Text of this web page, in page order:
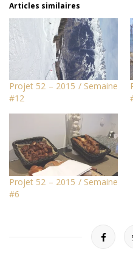
Articles similaires
Projet 52 – 2015 / Semaine
#12
Projet 52 – 2015 / Semaine
#6